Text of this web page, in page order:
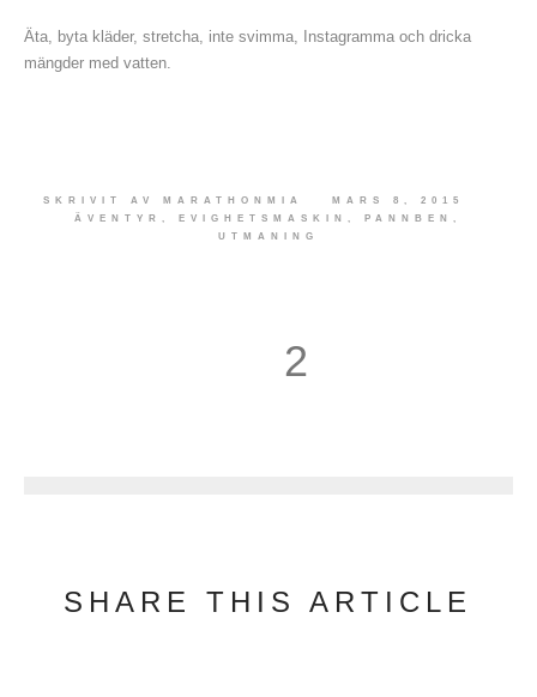
Äta, byta kläder, stretcha, inte svimma, Instagramma och dricka
mängder med vatten.
SKRIVIT AV MARATHONMIA
MARS 8, 2015
ÄVENTYR, EVIGHETSMASKIN, PANNBEN,
UTMANING
2
SHARE THIS ARTICLE